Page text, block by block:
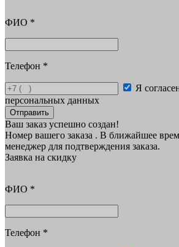
ФИО *
Телефон *
Я
персональных данных
Отправить
Ваш заказ успешно создан!
Номер вашего заказа . В ближайшее
менеджер для подтверждения заказа.
Заявка на скидку
ФИО *
Телефон *